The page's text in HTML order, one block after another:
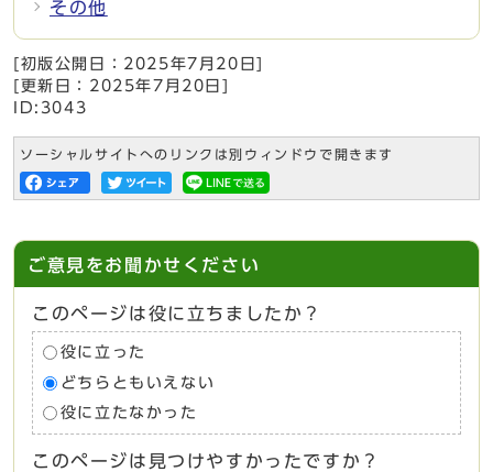
その他
[初版公開日： 2025年7月20日
[更新日： 2025年7月20日
ID:3043
ソーシャルサイトへのリンクは別ウィンドウで開きます
ご意見をお聞かせください
このページは役に立ちましたか？
役に立った
どちらともいえない
役に立たなかった
このページは見つけやすかったですか？